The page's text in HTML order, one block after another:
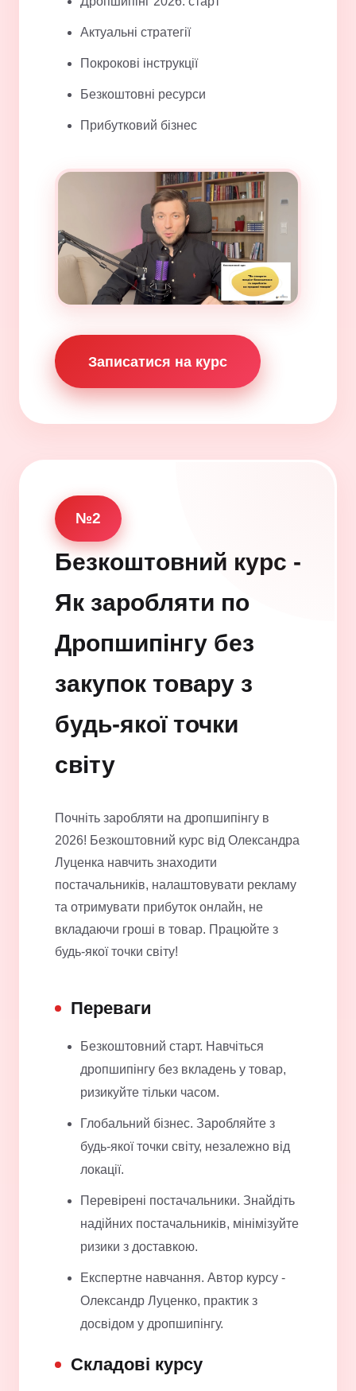
Актуальні стратегії
Покрокові інструкції
Безкоштовні ресурси
Прибутковий бізнес
Записатися на курс
№2
Безкоштовний курс -
Як заробляти по
Дропшипінгу без
закупок товару з
будь-якої точки
світу
Почніть заробляти на дропшипінгу в
2026! Безкоштовний курс від Олександра
Луценка навчить знаходити
постачальників, налаштовувати рекламу
та отримувати прибуток онлайн, не
вкладаючи гроші в товар. Працюйте з
будь-якої точки світу!
Переваги
Безкоштовний старт. Навчіться
дропшипінгу без вкладень у товар,
ризикуйте тільки часом.
Глобальний бізнес. Заробляйте з
будь-якої точки світу, незалежно від
локації.
Перевірені постачальники. Знайдіть
надійних постачальників, мінімізуйте
ризики з доставкою.
Експертне навчання. Автор курсу -
Олександр Луценко, практик з
досвідом у дропшипінгу.
Складові курсу